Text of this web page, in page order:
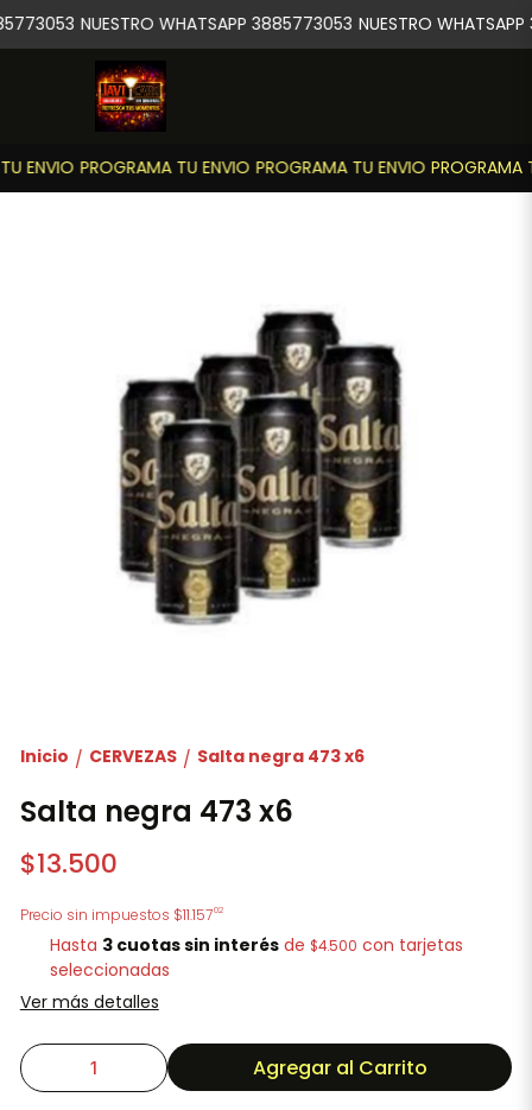
ENVIO PROGRAMA TU ENVIO PROGRAMA TU ENVIO PROGRAMA
NUESTRO WHATSAPP 3885773053 NUESTRO
Inicio / CERVEZAS / Salta negra 473 x6
Salta negra 473 x6
$13.500
Precio sin impuestos $11.15702
Hasta 3 cuotas sin interés de $4.500 con tarjetas
seleccionadas
Ver más detalles
Agregar al Carrito